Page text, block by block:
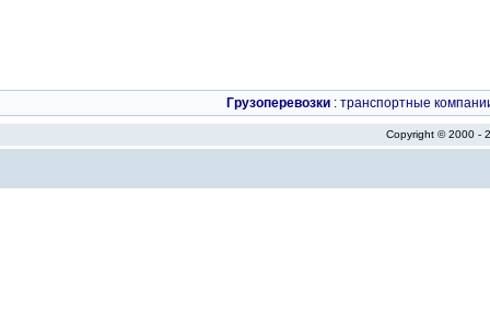
Грузоперевозки : транспортные
Copyright © 2000 -